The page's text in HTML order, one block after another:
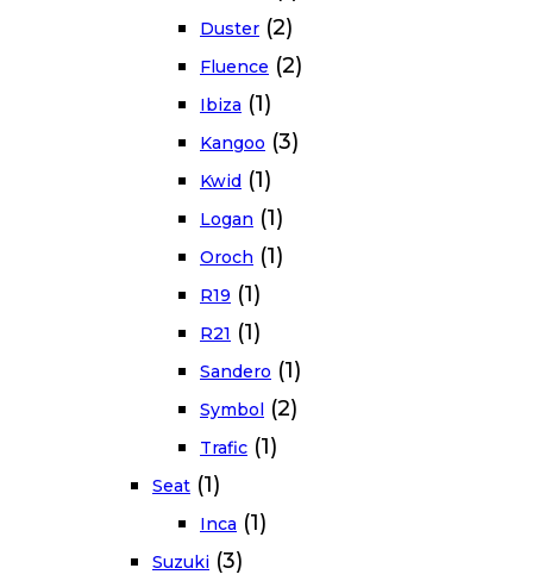
Duster (2)
Fluence (2)
Ibiza (1)
Kangoo (3)
Kwid (1)
Logan (1)
Oroch (1)
R19 (1)
R21 (1)
Sandero (1)
Symbol (2)
Trafic (1)
Seat (1)
Inca (1)
Suzuki (3)